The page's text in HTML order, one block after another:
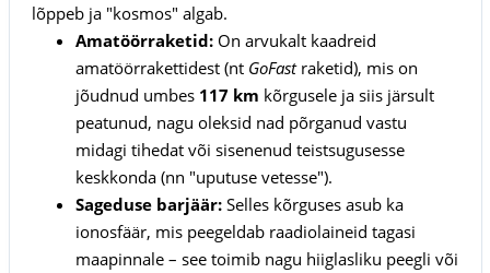
lõppeb ja "kosmos" algab.
Amatöörraketid:On arvukalt kaadreid
amatöörrakettidest (nt GoFastraketid), mis on
jõudnud umbes 117 km kõrgusele ja siis järsult
peatunud, nagu oleksid nad põrganud vastu
midagi tihedat või sisenenud teistsugusesse
keskkonda (nn "uputuse vetesse").
Sageduse barjäär:Selles kõrguses asub ka
ionosfäär, mis peegeldab raadiolaineid tagasi
maapinnale – see toimib nagu hiiglasliku peegli või